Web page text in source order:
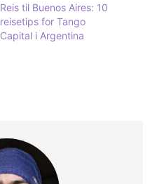
Reis til Buenos Aires: 10
reisetips for Tango
Capital i Argentina